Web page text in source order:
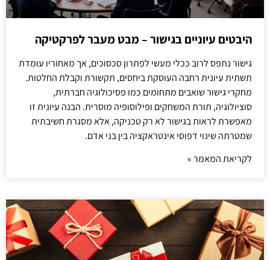
היבטים עיוניים בגישור – מבט מעבר לפרקטיקה
גישור נתפס לרוב ככלי מעשי לפתרון סכסוכים, אך מאחוריו עומדת
תשתית עיונית רחבה העוסקת ביחסים, תקשורת וקבלת החלטות.
מחקרי גישור שואבים מתחומים כמו פסיכולוגיה חברתית,
סוציולוגיה, תורת המשחקים ופילוסופיה מוסרית. הבנה עיונית זו
מאפשרת לראות בגישור לא רק טכניקה, אלא מסגרת חשיבתית
שמטרתה שינוי דפוסי אינטראקציה בין בני אדם.
לקריאת המאמר »